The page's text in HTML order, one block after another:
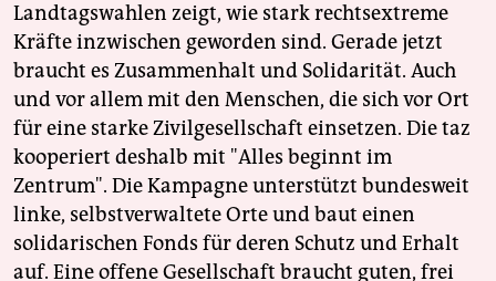
Landtagswahlen zeigt, wie stark rechtsextreme
Kräfte inzwischen geworden sind. Gerade jetzt
braucht es Zusammenhalt und Solidarität. Auch
und vor allem mit den Menschen, die sich vor Ort
für eine starke Zivilgesellschaft einsetzen. Die taz
kooperiert deshalb mit "Alles beginnt im
Zentrum". Die Kampagne unterstützt bundesweit
linke, selbstverwaltete Orte und baut einen
solidarischen Fonds für deren Schutz und Erhalt
auf. Eine offene Gesellschaft braucht guten, frei